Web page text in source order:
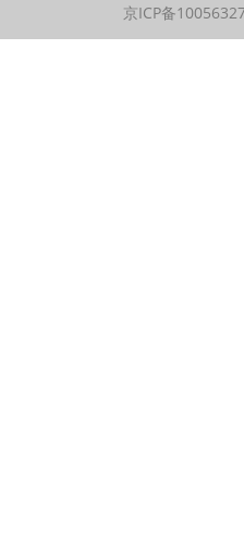
京ICP备